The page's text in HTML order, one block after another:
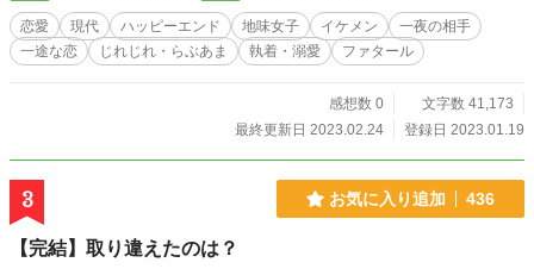
恋愛 現代 ハッピーエンド 地味女子 イケメン
一夜の相手
一途な恋
じれじれ・らぶあま 執着・溺愛 ファタール
感想数 0
文字数 41,173
最終更新日 2023.02.24
登録日 2023.01.19
3 お気に入り追加 436
【完結】取り違えたのは？